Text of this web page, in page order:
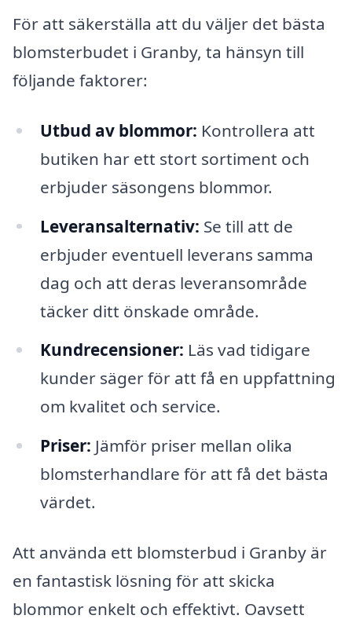
För att säkerställa att du väljer det bästa
blomsterbudet i Granby, ta hänsyn till
följande faktorer:
Utbud av blommor: Kontrollera att
butiken har ett stort sortiment och
erbjuder säsongens blommor.
Leveransalternativ: Se till att de
erbjuder eventuell leverans samma
dag och att deras leveransområde
täcker ditt önskade område.
Kundrecensioner: Läs vad tidigare
kunder säger för att få en uppfattning
om kvalitet och service.
Priser: Jämför priser mellan olika
blomsterhandlare för att få det bästa
värdet.
Att använda ett blomsterbud i Granby är
en fantastisk lösning för att skicka
blommor enkelt och effektivt. Oavsett